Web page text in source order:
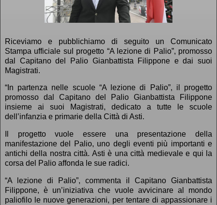
Riceviamo e pubblichiamo di seguito un Comunicato
Stampa ufficiale sul progetto “A lezione di Palio”, promosso
dal Capitano del Palio Gianbattista Filippone e dai suoi
Magistrati.
“In partenza nelle scuole “A lezione di Palio”, il progetto
promosso dal Capitano del Palio Gianbattista Filippone
insieme ai suoi Magistrati, dedicato a tutte le scuole
dell’infanzia e primarie della Città di Asti.
Il progetto vuole essere una presentazione della
manifestazione del Palio, uno degli eventi più importanti e
antichi della nostra città. Asti è una città medievale e qui la
corsa del Palio affonda le sue radici.
“A lezione di Palio”, commenta il Capitano Gianbattista
Filippone, è un’iniziativa che vuole avvicinare al mondo
paliofilo le nuove generazioni, per tentare di appassionare i